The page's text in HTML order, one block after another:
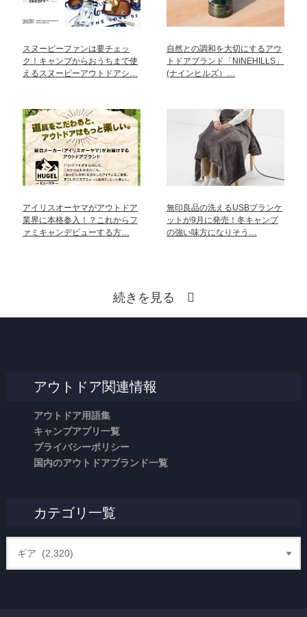
スヌーピーファンは要チェッ
ク！キャンプからおうちまで使
えるスヌーピーアウトドアシ…
自然との調和を大切にするアウ
トドアブランド「NINEHILLS」
(ナインヒルズ）…
アイリスオーヤマがアウトドア
業界に本格参入！？これからフ
ァミキャンデビューする方…
無印良品の洗えるUSBブランケ
ットが9月に発売！冬キャンプ
の強い味方になりそう…
続きを見る
アウトドア関連情報
アウトドア用語集
キャンプアプリ一覧
プライバシーポリシー
国内のアウトドアブランド一覧
カテゴリ一覧